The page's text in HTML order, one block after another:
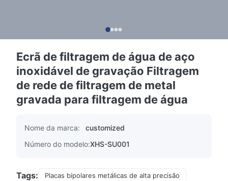
Ecrã de filtragem de água de aço
inoxidável de gravação Filtragem
de rede de filtragem de metal
gravada para filtragem de água
Nome da marca:
customized
Número do modelo:XHS-SU001
Tags:
Placas bipolares metálicas de alta precisão